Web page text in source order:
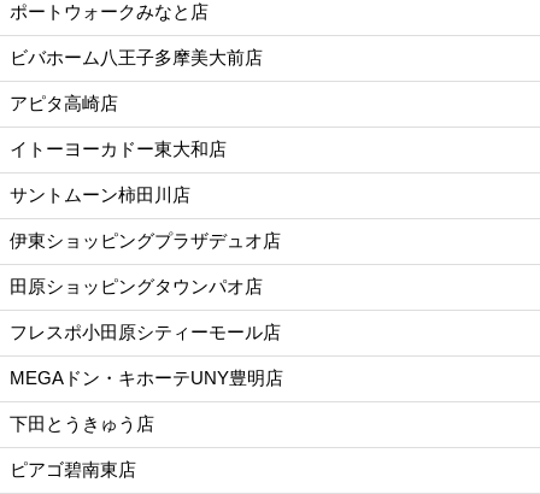
ポートウォークみなと店
ビバホーム八王子多摩美大前店
アピタ高崎店
イトーヨーカドー東大和店
サントムーン柿田川店
伊東ショッピングプラザデュオ店
田原ショッピングタウンパオ店
フレスポ小田原シティーモール店
MEGAドン・キホーテUNY豊明店
下田とうきゅう店
ピアゴ碧南東店